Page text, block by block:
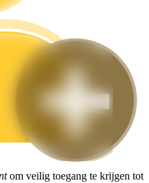
om veilig toegang te krijgen tot